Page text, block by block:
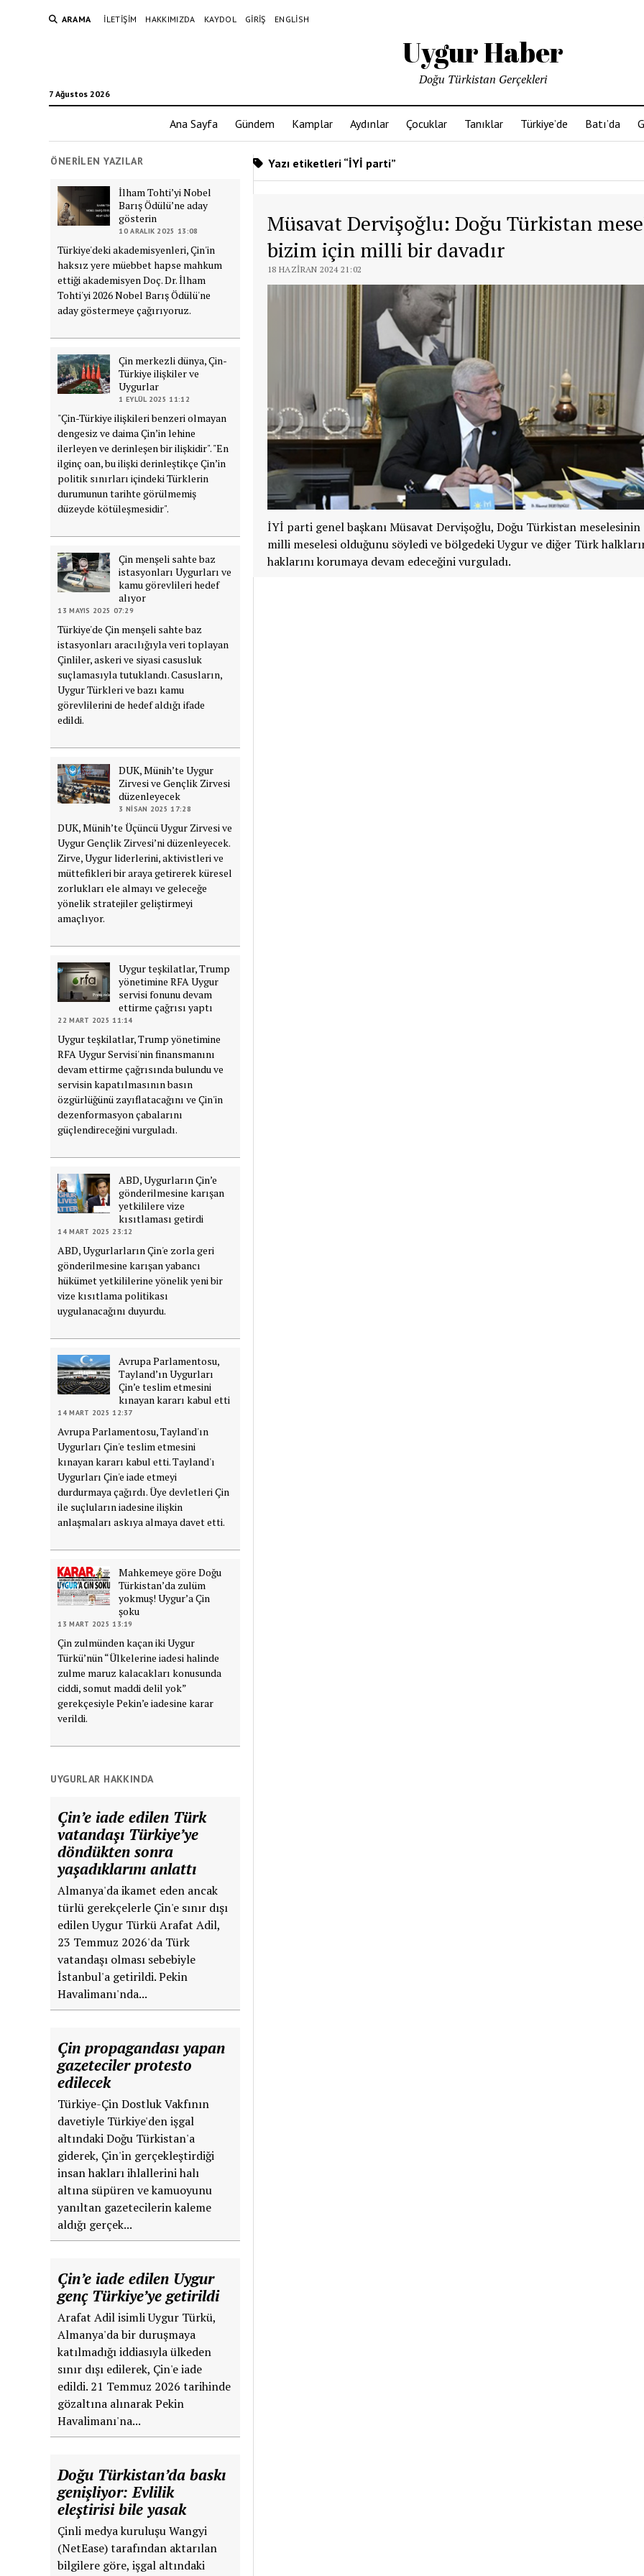
ARAMA İLETIŞIM HAKKIMIZDA KAYDOL GIRIŞ ENGLISH
Uygur Haber
7 Ağustos 2026
Doğu Türkistan Gerçekleri
Ana Sayfa Gündem Kamplar Aydınlar Çocuklar Tanıklar Türkiye’de Batı’da
ÖNERILEN YAZILAR
İlham Tohti’yi Nobel
Barış Ödülü’ne aday
gösterin
10 ARALIK 2025 13:08
Türkiye'deki akademisyenleri, Çin'in
haksız yere müebbet hapse mahkum
ettiği akademisyen Doç. Dr. İlham
Tohti'yi 2026 Nobel Barış Ödülü'ne
aday göstermeye çağırıyoruz.
Çin merkezli dünya, Çin-
Türkiye ilişkiler ve
Uygurlar
1 EYLÜL 2025 11:12
"Çin-Türkiye ilişkileri benzeri olmayan
dengesiz ve daima Çin’in lehine
ilerleyen ve derinleşen bir ilişkidir". "En
ilginç oan, bu ilişki derinleştikçe Çin’in
politik sınırları içindeki Türklerin
durumunun tarihte görülmemiş
düzeyde kötüleşmesidir".
Çin menşeli sahte baz
istasyonları Uygurları ve
kamu görevlileri hedef
alıyor
13 MAYIS 2025 07:29
Türkiye'de Çin menşeli sahte baz
istasyonları aracılığıyla veri toplayan
Çinliler, askeri ve siyasi casusluk
suçlamasıyla tutuklandı. Casusların,
Uygur Türkleri ve bazı kamu
görevlilerini de hedef aldığı ifade
edildi.
DUK, Münih’te Uygur
Zirvesi ve Gençlik Zirvesi
düzenleyecek
3 NISAN 2025 17:28
DUK, Münih’te Üçüncü Uygur Zirvesi ve
Uygur Gençlik Zirvesi’ni düzenleyecek.
Zirve, Uygur liderlerini, aktivistleri ve
müttefikleri bir araya getirerek küresel
zorlukları ele almayı ve geleceğe
yönelik stratejiler geliştirmeyi
amaçlıyor.
Uygur teşkilatlar, Trump
yönetimine RFA Uygur
servisi fonunu devam
ettirme çağrısı yaptı
22 MART 2025 11:14
Uygur teşkilatlar, Trump yönetimine
RFA Uygur Servisi'nin finansmanını
devam ettirme çağrısında bulundu ve
servisin kapatılmasının basın
özgürlüğünü zayıflatacağını ve Çin'in
dezenformasyon çabalarını
güçlendireceğini vurguladı.
ABD, Uygurların Çin’e
gönderilmesine karışan
yetkililere vize
kısıtlaması getirdi
14 MART 2025 23:12
ABD, Uygurlarların Çin'e zorla geri
gönderilmesine karışan yabancı
hükümet yetkililerine yönelik yeni bir
vize kısıtlama politikası
uygulanacağını duyurdu.
Avrupa Parlamentosu,
Tayland’ın Uygurları
Çin’e teslim etmesini
kınayan kararı kabul etti
14 MART 2025 12:37
Avrupa Parlamentosu, Tayland'ın
Uygurları Çin'e teslim etmesini
kınayan kararı kabul etti. Tayland'ı
Uygurları Çin'e iade etmeyi
durdurmaya çağırdı. Üye devletleri Çin
ile suçluların iadesine ilişkin
anlaşmaları askıya almaya davet etti.
Mahkemeye göre Doğu
Türkistan’da zulüm
yokmuş! Uygur’a Çin
şoku
13 MART 2025 13:19
Çin zulmünden kaçan iki Uygur
Türkü’nün “Ülkelerine iadesi halinde
zulme maruz kalacakları konusunda
ciddi, somut maddi delil yok”
gerekçesiyle Pekin’e iadesine karar
verildi.
UYGURLAR HAKKINDA
Çin’e iade edilen Türk
vatandaşı Türkiye’ye
döndükten sonra
yaşadıklarını anlattı
Almanya'da ikamet eden ancak
türlü gerekçelerle Çin'e sınır dışı
edilen Uygur Türkü Arafat Adil,
23 Temmuz 2026'da Türk
vatandaşı olması sebebiyle
İstanbul'a getirildi. Pekin
Havalimanı'nda...
Çin propagandası yapan
gazeteciler protesto
edilecek
Türkiye-Çin Dostluk Vakfının
davetiyle Türkiye'den işgal
altındaki Doğu Türkistan'a
giderek, Çin'in gerçekleştirdiği
insan hakları ihlallerini halı
altına süpüren ve kamuoyunu
yanıltan gazetecilerin kaleme
aldığı gerçek...
Çin’e iade edilen Uygur
genç Türkiye’ye getirildi
Arafat Adil isimli Uygur Türkü,
Almanya'da bir duruşmaya
katılmadığı iddiasıyla ülkeden
sınır dışı edilerek, Çin'e iade
edildi. 21 Temmuz 2026 tarihinde
gözaltına alınarak Pekin
Havalimanı'na...
Doğu Türkistan’da baskı
genişliyor: Evlilik
eleştirisi bile yasak
Çinli medya kuruluşu Wangyi
(NetEase) tarafından aktarılan
bilgilere göre, işgal altındaki
Yazı etiketleri “İYİ parti”
Müsavat Dervişoğlu: Doğu Türkistan
bizim için milli bir davadır
18 HAZIRAN 2024 21:02
İYİ parti genel başkanı Müsavat Dervişoğlu, Doğu Türkistan
milli meselesi olduğunu söyledi ve bölgedeki Uygur ve diğer Türk
haklarını korumaya devam edeceğini vurguladı.